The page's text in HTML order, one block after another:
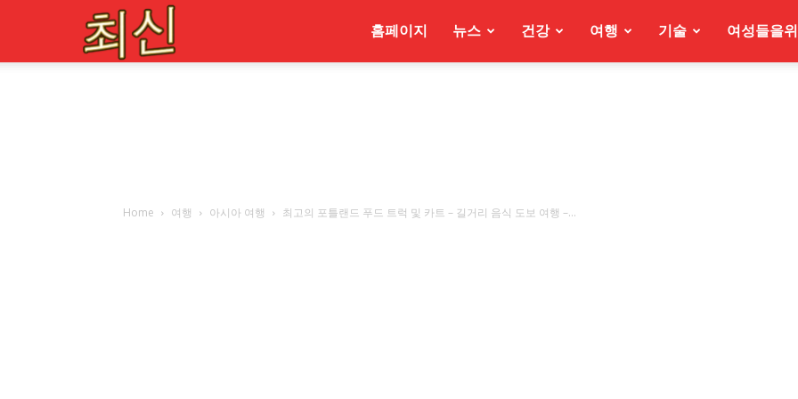
홈페이지 뉴스 건강 여행 기술 여성들을
Home 여행 아시아 여행 최고의 포틀랜드 푸드 트럭 및 카트 – 길거리 음식 도보 여행 –...